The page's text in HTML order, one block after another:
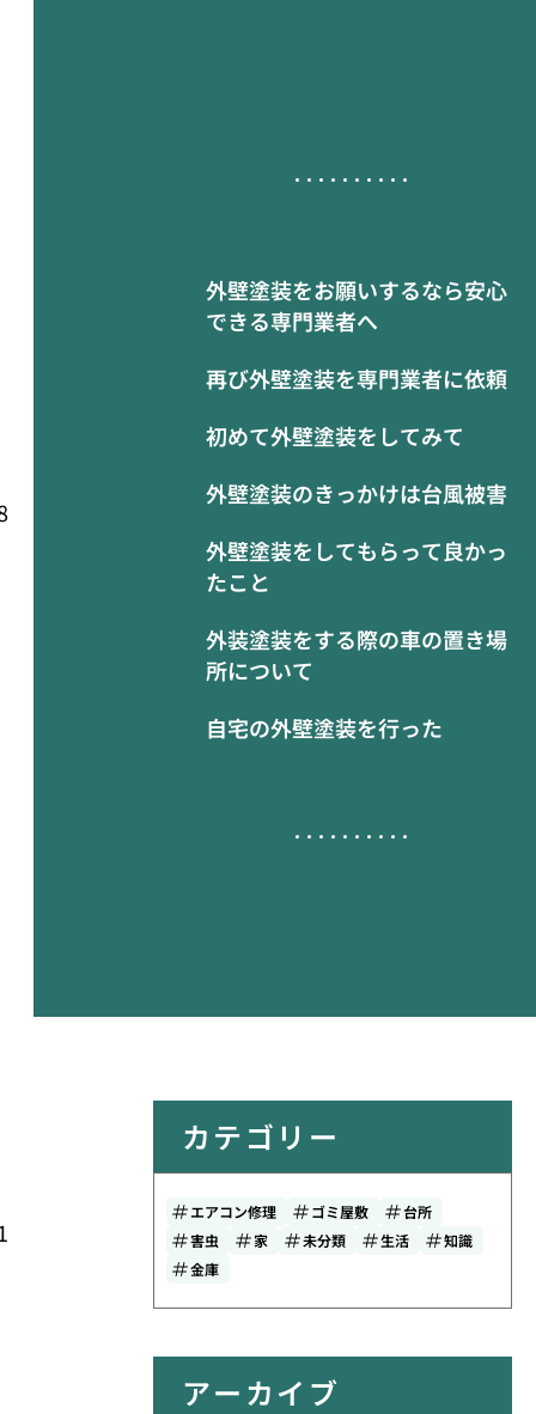
外壁塗装をお願いするなら安心
できる専門業者へ
再び外壁塗装を専門業者に依頼
初めて外壁塗装をしてみて
外壁塗装のきっかけは台風被害
外壁塗装をしてもらって良かっ
たこと
外装塗装をする際の車の置き場
所について
自宅の外壁塗装を行った
カテゴリー
エアコン修理 ゴミ屋敷
台所
害虫
家 未分類 生活
知識
金庫
アーカイブ